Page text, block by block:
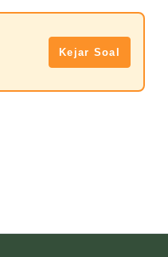
Kejar Soal